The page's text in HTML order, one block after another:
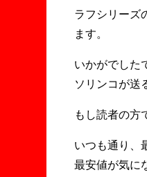
ラフシリーズ
ます。
いかがでした
ソリンコが送
もし読者の方
いつも通り、
最安値が気に